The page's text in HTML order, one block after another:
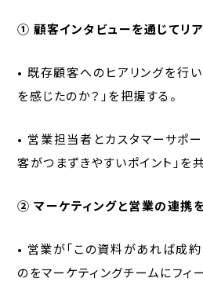
① 顧客インタビューを通じてリ
• 既存顧客へのヒアリングを行
を感じたのか？」を把握する。
• 営業担当者とカスタマーサポ
客がつまずきやすいポイント」を
② マーケティングと営業の連携
• 営業が「この資料があれば成
のをマーケティングチームにフィ